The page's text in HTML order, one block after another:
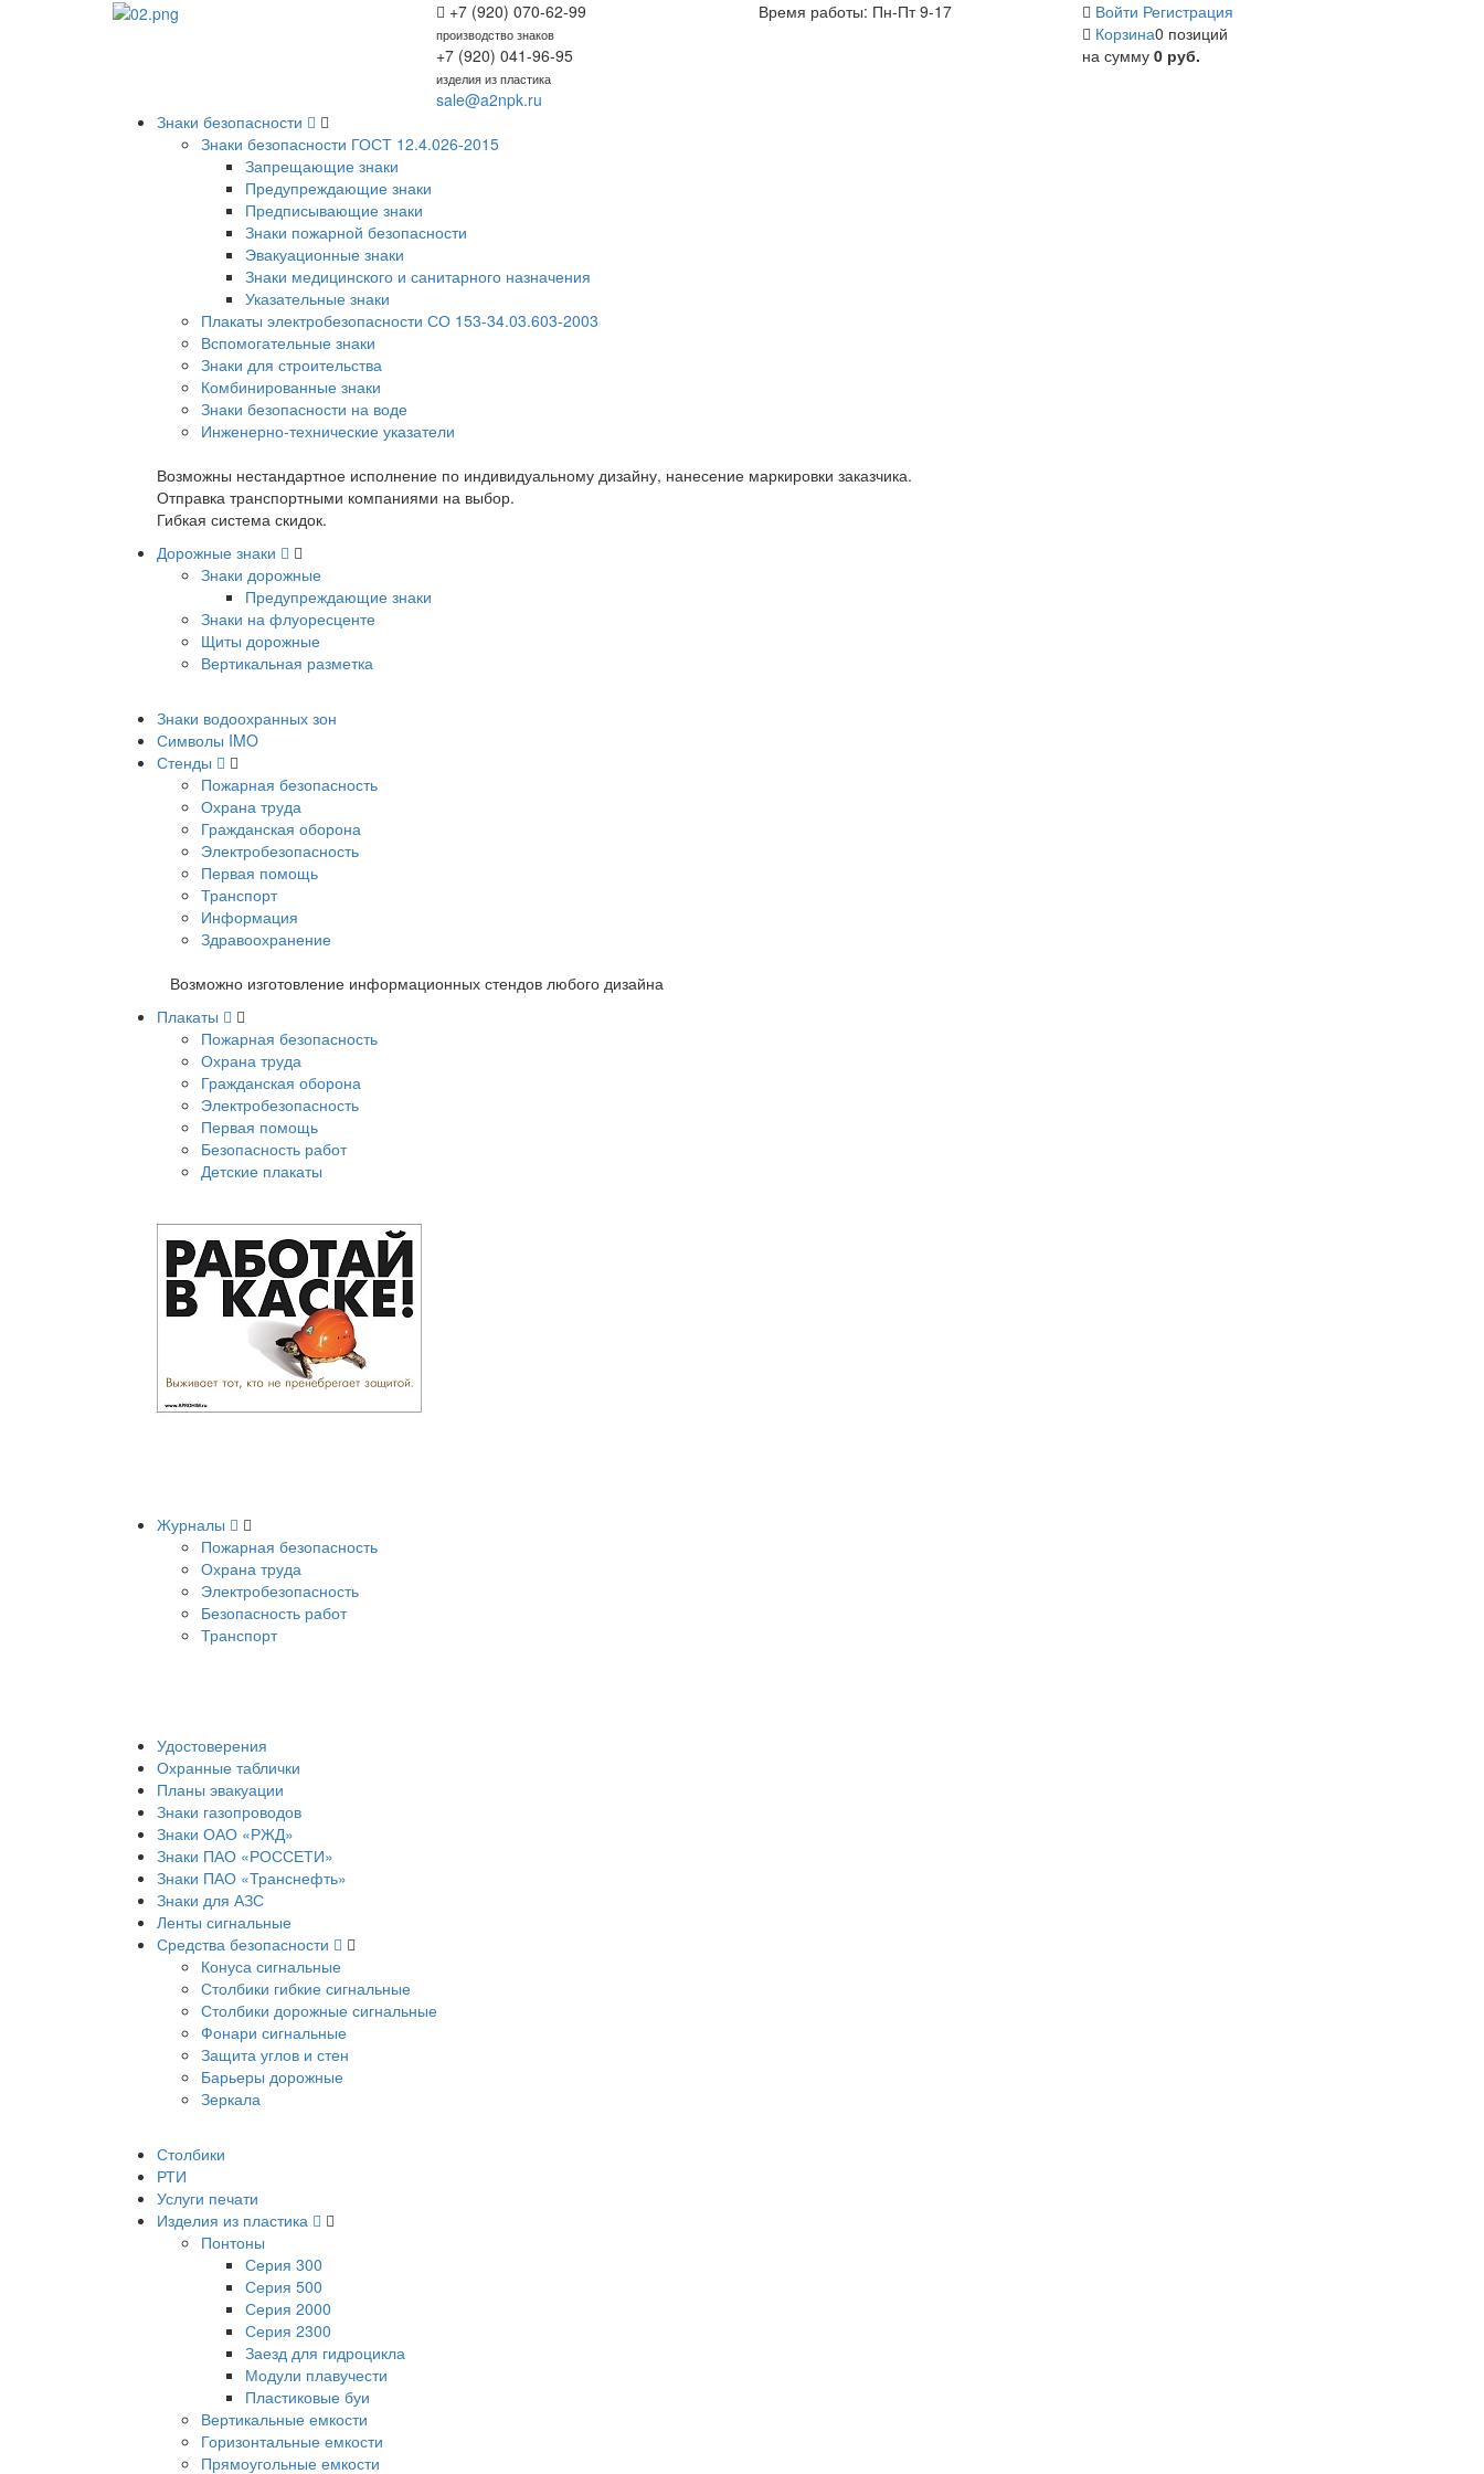
+7 (920) 070-62-99
производство знаков
+7 (920) 041-96-95
изделия из пластика
sale@a2npk.ru
Время работы: Пн-Пт 9-17 Войти Регистрация
Корзина0 позиций
на сумму 0 руб.
Знаки безопасности
Знаки безопасности ГОСТ 12.4.026-2015
Запрещающие знаки
Предупреждающие знаки
Предписывающие знаки
Знаки пожарной безопасности
Эвакуационные знаки
Знаки медицинского и санитарного назначения
Указательные знаки
Плакаты электробезопасности СО 153-34.03.603-2003
Вспомогательные знаки
Знаки для строительства
Комбинированные знаки
Знаки безопасности на воде
Инженерно-технические указатели
Возможны нестандартное исполнение по индивидуальному дизайну, нанесение маркировки заказчика.
Отправка транспортными компаниями на выбор.
Гибкая система скидок.
Дорожные знаки
Знаки дорожные
Предупреждающие знаки
Знаки на флуоресценте
Щиты дорожные
Вертикальная разметка
Знаки водоохранных зон
Символы IMO
Стенды
Пожарная безопасность
Охрана труда
Гражданская оборона
Электробезопасность
Первая помощь
Транспорт
Информация
Здравоохранение
Возможно изготовление информационных стендов любого дизайна
Плакаты
Пожарная безопасность
Охрана труда
Гражданская оборона
Электробезопасность
Первая помощь
Безопасность работ
Детские плакаты
Журналы
Пожарная безопасность
Охрана труда
Электробезопасность
Безопасность работ
Транспорт
Удостоверения
Охранные таблички
Планы эвакуации
Знаки газопроводов
Знаки ОАО «РЖД»
Знаки ПАО «РОССЕТИ»
Знаки ПАО «Транснефть»
Знаки для АЗС
Ленты сигнальные
Средства безопасности
Конуса сигнальные
Столбики гибкие сигнальные
Столбики дорожные сигнальные
Фонари сигнальные
Защита углов и стен
Барьеры дорожные
Зеркала
Столбики
РТИ
Услуги печати
Изделия из пластика
Понтоны
Серия 300
Серия 500
Серия 2000
Серия 2300
Заезд для гидроцикла
Модули плавучести
Пластиковые буи
Вертикальные емкости
Горизонтальные емкости
Прямоугольные емкости